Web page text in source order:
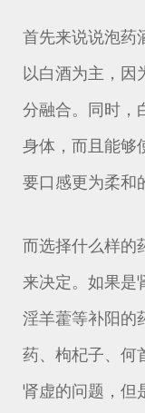
首先来说说泡药
以白酒为主，因
分融合。同时，
身体，而且能够
要口感更为柔和
而选择什么样的
来决定。如果是
淫羊藿等补阳的
药、枸杞子、何
肾虚的问题，但